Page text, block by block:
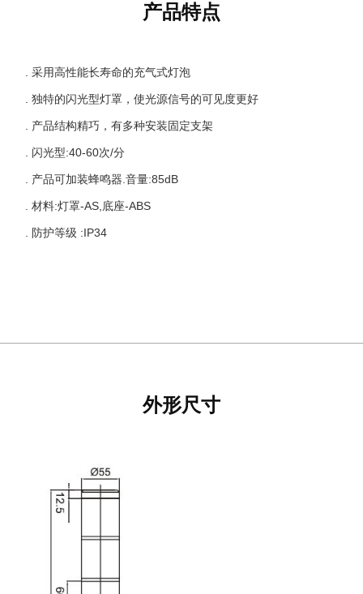
产品特点
. 采用高性能长寿命的充气式灯泡
. 独特的闪光型灯罩，使光源信号的可见度更好
. 产品结构精巧，有多种安装固定支架
. 闪光型:40-60次/分
. 产品可加装蜂鸣器.音量:85dB
. 材料:灯罩-AS,底座-ABS
. 防护等级 :IP34
外形尺寸